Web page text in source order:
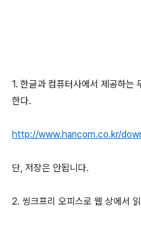
1. 한글과 컴퓨터사에서 제공하
한다.
http://www.hancom.co.kr/
단, 저장은 안됩니다.
2. 씽크프리 오피스로 웹 상에서